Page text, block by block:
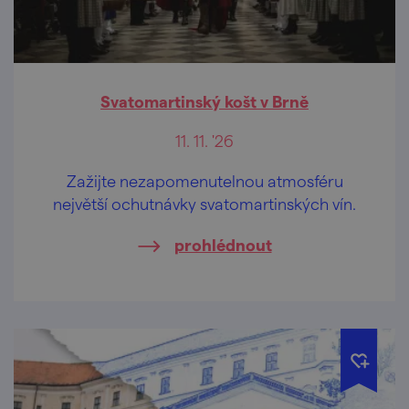
Svatomartinský košt v Brně
11. 11. '26
Zažijte nezapomenutelnou atmosféru
největší ochutnávky svatomartinských vín.
prohlédnout